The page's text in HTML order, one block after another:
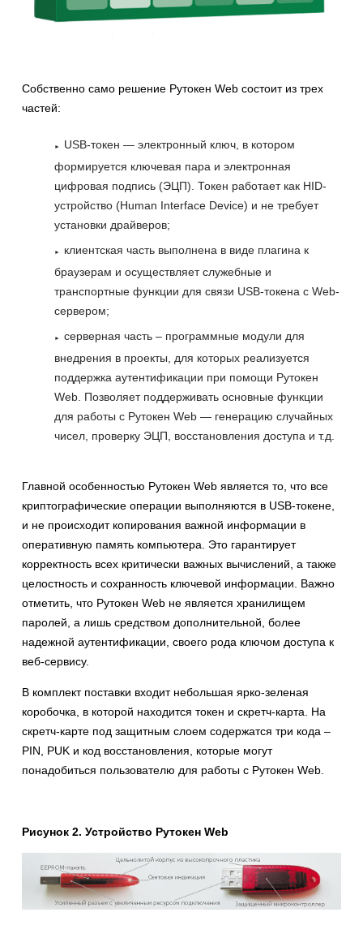
Собственно само решение Рутокен Web состоит из трех
частей:
USB-токен — электронный ключ, в котором
формируется ключевая пара и электронная
цифровая подпись (ЭЦП). Токен работает как HID-
устройство (Human Interface Device) и не требует
установки драйверов;
клиентская часть выполнена в виде плагина к
браузерам и осуществляет служебные и
транспортные функции для связи USB-токена с Web-
сервером;
серверная часть – программные модули для
внедрения в проекты, для которых реализуется
поддержка аутентификации при помощи Рутокен
Web. Позволяет поддерживать основные функции
для работы с Рутокен Web — генерацию случайных
чисел, проверку ЭЦП, восстановления доступа и т.д.
Главной особенностью Рутокен Web является то, что все
криптографические операции выполняются в USB-токене,
и не происходит копирования важной информации в
оперативную память компьютера. Это гарантирует
корректность всех критически важных вычислений, а также
целостность и сохранность ключевой информации. Важно
отметить, что Рутокен Web не является хранилищем
паролей, а лишь средством дополнительной, более
надежной аутентификации, своего рода ключом доступа к
веб-сервису.
В комплект поставки входит небольшая ярко-зеленая
коробочка, в которой находится токен и скретч-карта. На
скретч-карте под защитным слоем содержатся три кода –
PIN, PUK и код восстановления, которые могут
понадобиться пользователю для работы с Рутокен Web.
Рисунок 2. Устройство Рутокен Web